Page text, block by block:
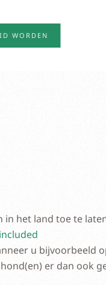
WORDEN
het land toe te
u bijvoorbeeld
er dan ook